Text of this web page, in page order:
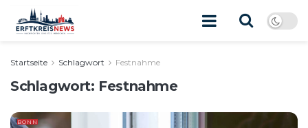
Startseite Schlagwort Festnahme
Schlagwort: Festnahme
BONN